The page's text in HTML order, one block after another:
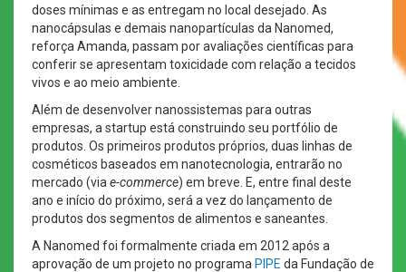
doses mínimas e as entregam no local desejado. As
nanocápsulas e demais nanopartículas da Nanomed,
reforça Amanda, passam por avaliações científicas para
conferir se apresentam toxicidade com relação a tecidos
vivos e ao meio ambiente.
Além de desenvolver nanossistemas para outras
empresas, a startup está construindo seu portfólio de
produtos. Os primeiros produtos próprios, duas linhas de
cosméticos baseados em nanotecnologia, entrarão no
mercado (via e-commerce) em breve. E, entre final deste
ano e início do próximo, será a vez do lançamento de
produtos dos segmentos de alimentos e saneantes.
A Nanomed foi formalmente criada em 2012 após a
aprovação de um projeto no programa PIPE da Fundação de